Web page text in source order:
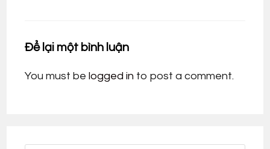
Để lại một bình luận
You must belogged in to post a comment.